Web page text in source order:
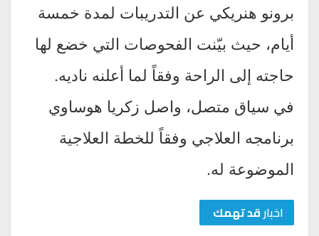
برونو هنريكي عن التدريبات لمدة خمسة
أيام، حيث بيّنت الفحوصات التي خضع لها
حاجته إلى الراحة وفقاً لما أعلنه ناديه.
في سياق متصل، واصل زكريا هوساوي
برنامجه العلاجي وفقاً للخطة العلاجية
الموضوعة له.
اخبارقد تهمك